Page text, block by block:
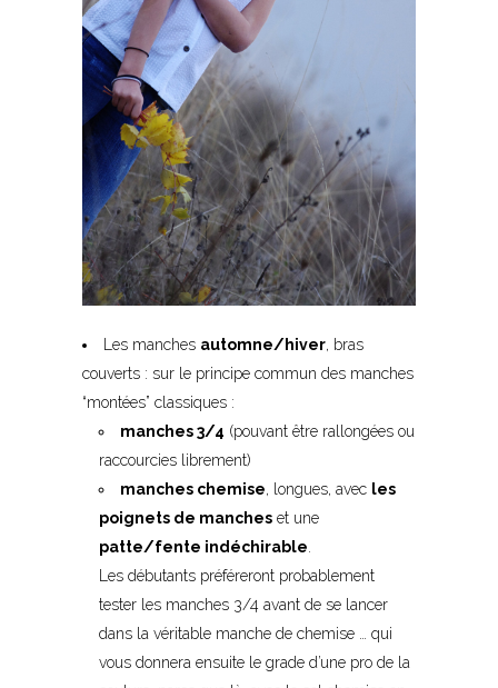
Les manches automne/hiver, bras
couverts : sur le principe commun des manches
“montées” classiques :
manches 3/4 (pouvant être rallongées ou
raccourcies librement)
manches chemise, longues, avec les
poignets de manches et une
patte/fente indéchirable
Les débutants préféreront probablement
tester les manches 3/4 avant de se lancer
dans la véritable manche de chemise … qui
vous donnera ensuite le grade d’une pro de la